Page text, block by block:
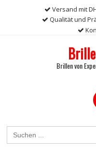
Versand mit
Qualität und
Brillen von
Search
for: